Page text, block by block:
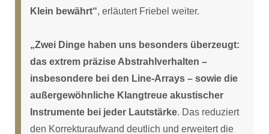
Klein bewährt“, erläutert Friebel weiter.
„Zwei Dinge haben uns besonders überzeugt:
das extrem präzise Abstrahlverhalten –
insbesondere bei den Line-Arrays – sowie die
außergewöhnliche Klangtreue akustischer
Instrumente bei jeder Lautstärke. Das reduziert
den Korrekturaufwand deutlich und erweitert die